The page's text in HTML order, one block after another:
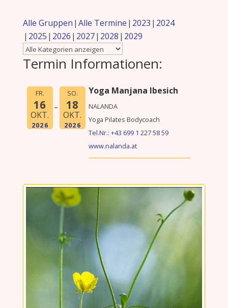
Alle Gruppen Alle Termine 2023 2024
2025 2026 2027 2028 2029
Termin Informationen:
FR.
16
OKT.
2026
SO.
18
OKT.
2026
Yoga Manjana Ibesich
NALANDA
Tel.Nr.: +43 699 1 227 58 59
www.nalanda.at